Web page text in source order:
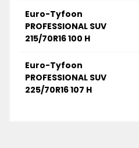
Euro-Tyfoon
PROFESSIONAL SUV
215/70R16 100 H
Euro-Tyfoon
PROFESSIONAL SUV
225/70R16 107 H